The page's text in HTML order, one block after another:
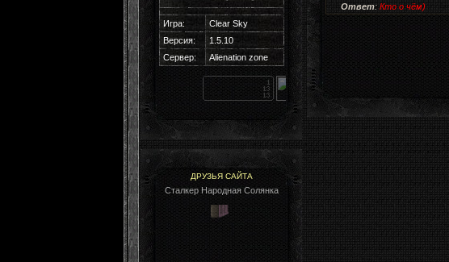
Игра:
Clear Sky
Версия:
1.5.10
Cервер:
Alienation zone
ДРУЗЬЯ САЙТА
Сталкер Народная Солянка
Ответ: Кто о чём)